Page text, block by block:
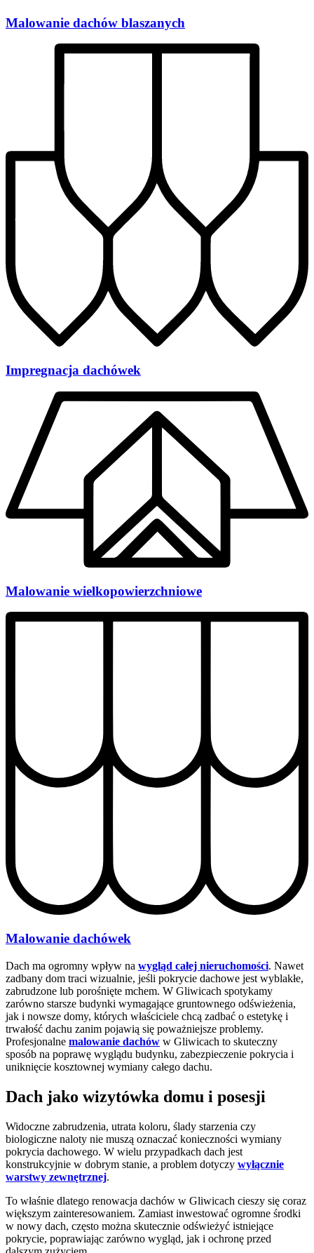
Malowanie dachów blaszanych
Impregnacja dachówek
Malowanie wielkopowierzchniowe
Malowanie dachówek
Dach ma ogromny wpływ na wygląd całej nieruchomości. Nawet
zadbany dom traci wizualnie, jeśli pokrycie dachowe jest wyblakłe,
zabrudzone lub porośnięte mchem. W Gliwicach spotykamy
zarówno starsze budynki wymagające gruntownego odświeżenia,
jak i nowsze domy, których właściciele chcą zadbać o estetykę i
trwałość dachu zanim pojawią się poważniejsze problemy.
Profesjonalne malowanie dachów w Gliwicach to skuteczny
sposób na poprawę wyglądu budynku, zabezpieczenie pokrycia i
uniknięcie kosztownej wymiany całego dachu.
Dach jako wizytówka domu i posesji
Widoczne zabrudzenia, utrata koloru, ślady starzenia czy
biologiczne naloty nie muszą oznaczać konieczności wymiany
pokrycia dachowego. W wielu przypadkach dach jest
konstrukcyjnie w dobrym stanie, a problem dotyczy wyłącznie
warstwy zewnętrznej.
To właśnie dlatego renowacja dachów w Gliwicach cieszy się coraz
większym zainteresowaniem. Zamiast inwestować ogromne środki
w nowy dach, często można skutecznie odświeżyć istniejące
pokrycie, poprawiając zarówno wygląd, jak i ochronę przed